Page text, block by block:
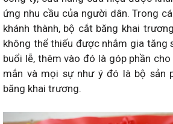
ứng nhu cầu của người dân. Trong
khánh thành, bộ cắt băng khai
không thể thiếu được nhắm gia tăng
buổi lễ, thêm vào đó là góp phần
mắn và mọi sự như ý đó là bộ sản
băng khai trương.